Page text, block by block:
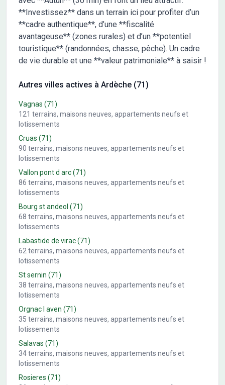
**Investissez** dans un terrain ici pour profiter d’un
**cadre authentique**, d’une **fiscalité
avantageuse** (zones rurales) et d’un **potentiel
touristique** (randonnées, chasse, pêche). Un cadre
de vie durable et une **valeur patrimoniale** à saisir !
Autres villes actives à Ardèche (71)
Vagnas (71)
121 terrains, maisons neuves, appartements neufs et
lotissements
Cruas (71)
90 terrains, maisons neuves, appartements neufs et
lotissements
Vallon pont d arc(71)
86 terrains, maisons neuves, appartements neufs et
lotissements
Bourg st andeol (71)
68 terrains, maisons neuves, appartements neufs et
lotissements
Labastide de virac(71)
62 terrains, maisons neuves, appartements neufs et
lotissements
St sernin (71)
38 terrains, maisons neuves, appartements neufs et
lotissements
Orgnac l aven (71)
35 terrains, maisons neuves, appartements neufs et
lotissements
Salavas (71)
34terrains, maisons neuves, appartements neufs et
lotissements
Rosieres (71)